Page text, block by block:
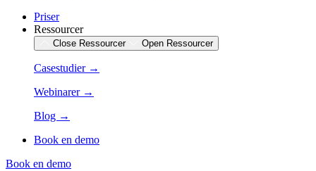
Priser
Ressourcer
Close Ressourcer Open Ressourcer
Casestudier →
Webinarer →
Blog →
Book en demo
Book en demo